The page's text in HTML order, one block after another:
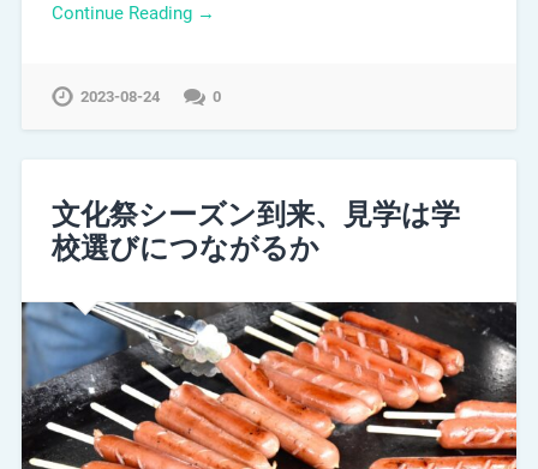
Continue Reading →
2023-08-24 0
文化祭シーズン到来、見学は学
校選びにつながるか